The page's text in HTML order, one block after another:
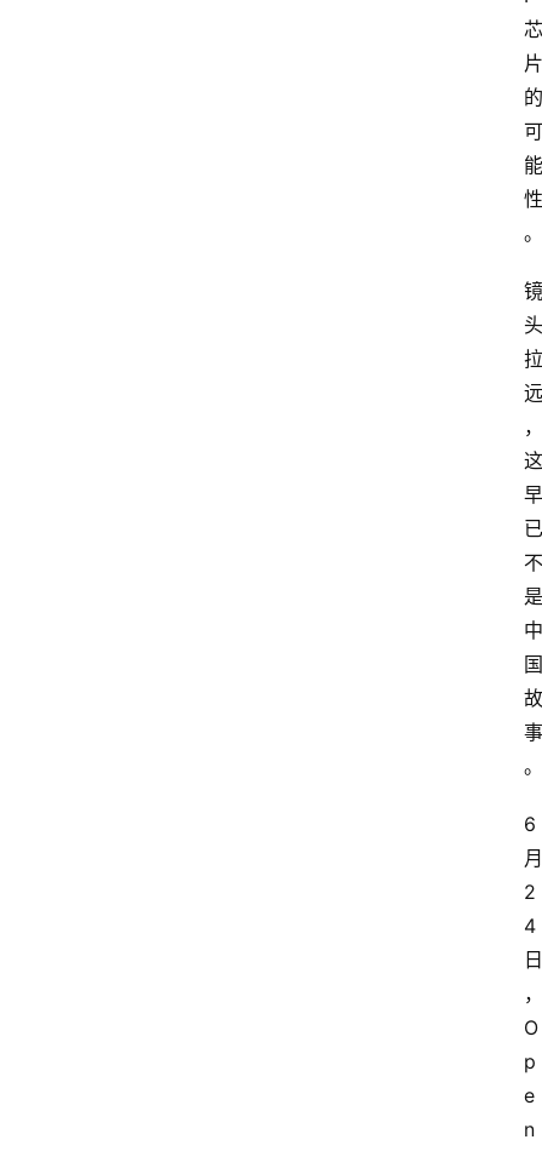
芯
片
的
可
能
性
。
镜
头
拉
远
，
这
早
已
不
是
中
国
故
事
。
6
月
2
4
日
，
O
p
e
n